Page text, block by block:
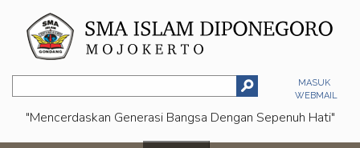
MASUK
WEBMAIL
"Mencerdaskan Generasi Bangsa Dengan Sepenuh Hati"